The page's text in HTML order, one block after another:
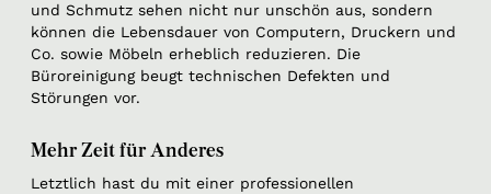
und Schmutz sehen nicht nur unschön aus, sondern
können die Lebensdauer von Computern, Druckern und
Co. sowie Möbeln erheblich reduzieren. Die
Büroreinigung beugt technischen Defekten und
Störungen vor.
Mehr Zeit für Anderes
Letztlich hast du mit einer professionellen